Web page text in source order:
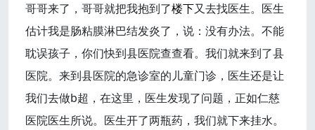
哥哥来了，哥哥就把我抱到了楼下又去找医生。医生
估计我是肠粘膜淋巴结发炎了，说：没有办法。不能
耽误孩子，你们快到县医院查查看。我们就来到了县
医院。来到县医院的急诊室的儿童门诊，医生还是让
我们去做b超，在这里，医生发现了问题，正如仁慈
医院医生所说。医生开了两瓶药，我们就下来挂水。